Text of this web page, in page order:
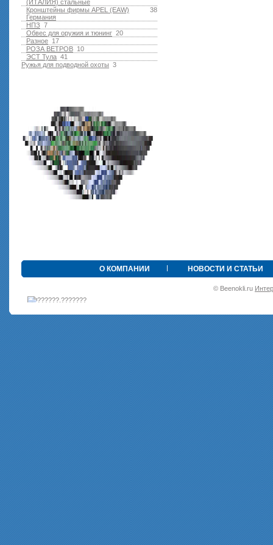
(ИТАЛИЯ) стальные
38
Кронштейны фирмы APEL (EAW)
Германия
7
НПЗ
20
Обвес для оружия и тюнинг
17
Разное
10
РОЗА ВЕТРОВ
41
ЭСТ Тула
3
Ружья для подводной оxоты
О КОМПАНИИ НОВОСТИ И СТАТЬИ
© Beenokli.ru
•